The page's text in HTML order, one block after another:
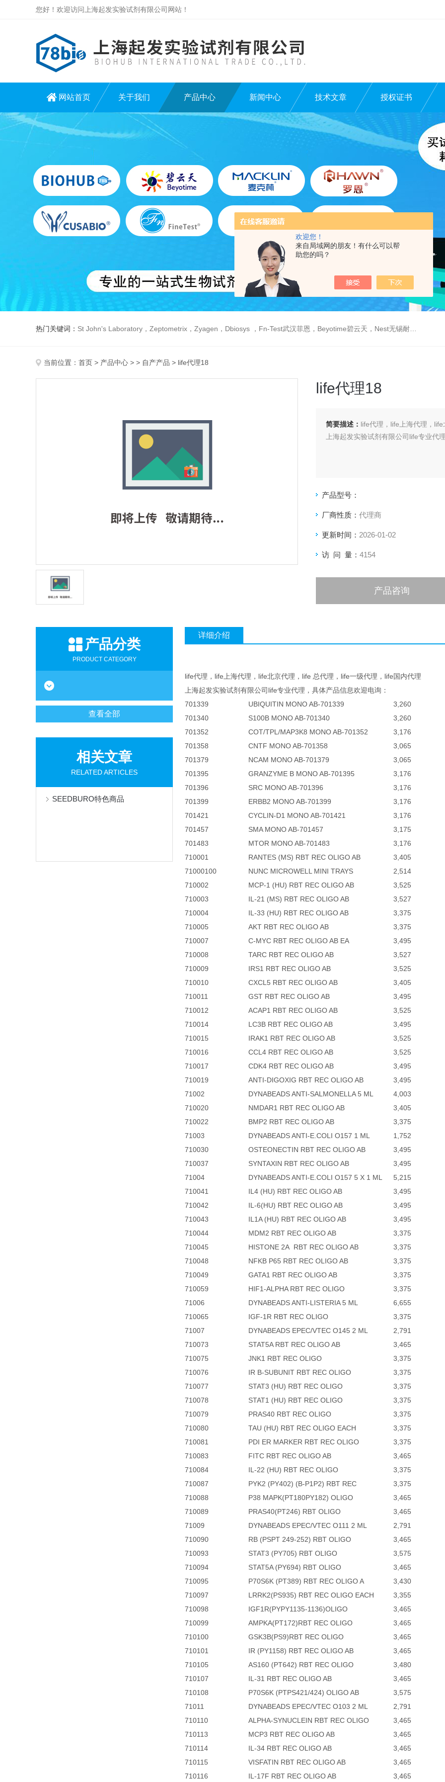
欢迎您！
来自局域网的朋友！有什么可以帮
助您的吗？
您好！欢迎访问上海起发实验试剂有限公司网站！
网站首页 关于我们 产品中心 新闻中心 技术文章 授权证书
热门关键词： St John's Laboratory，Zeptometrix，Zyagen，Dbiosys ，Fn-Test武汉菲恩，Beyotime碧云天，Nest无锡耐思，Elabscience伊莱瑞特，Macklin麦克林生物，Cobioer科佰生物
当前位置： 首页 > 产品中心 > > 自产产品 > life代理18
life代理18
简要描述： life代理，life上海代理，
上海起发实验试剂有限公司life专业
产品型号：
厂商性质： 代理商
更新时间： 2026-01-02
访 问 量： 4154
产品咨询
产品分类
PRODUCT CATEGORY
查看全部
相关文章
RELATED ARTICLES
SEEDBURO特色商品
详细介绍
life代理，life上海代理，life北京代理，life 总代理，life一级代理，life国内代理
上海起发实验试剂有限公司life专业代理，具体产品信息欢迎电询：
701339
UBIQUITIN MONO AB-701339
3,260
701340
S100B MONO AB-701340
3,260
701352
COT/TPL/MAP3K8 MONO AB-701352
3,176
701358
CNTF MONO AB-701358
3,065
701379
NCAM MONO AB-701379
3,065
701395
GRANZYME B MONO AB-701395
3,176
701396
SRC MONO AB-701396
3,176
701399
ERBB2 MONO AB-701399
3,176
701421
CYCLIN-D1 MONO AB-701421
3,176
701457
SMA MONO AB-701457
3,175
701483
MTOR MONO AB-701483
3,176
710001
RANTES (MS) RBT REC OLIGO AB
3,405
71000100
NUNC MICROWELL MINI TRAYS
2,514
710002
MCP-1 (HU) RBT REC OLIGO AB
3,525
710003
IL-21 (MS) RBT REC OLIGO AB
3,527
710004
IL-33 (HU) RBT REC OLIGO AB
3,375
710005
AKT RBT REC OLIGO AB
3,375
710007
C-MYC RBT REC OLIGO AB EA
3,495
710008
TARC RBT REC OLIGO AB
3,527
710009
IRS1 RBT REC OLIGO AB
3,525
710010
CXCL5 RBT REC OLIGO AB
3,405
710011
GST RBT REC OLIGO AB
3,495
710012
ACAP1 RBT REC OLIGO AB
3,525
710014
LC3B RBT REC OLIGO AB
3,495
710015
IRAK1 RBT REC OLIGO AB
3,525
710016
CCL4 RBT REC OLIGO AB
3,525
710017
CDK4 RBT REC OLIGO AB
3,495
710019
ANTI-DIGOXIG RBT REC OLIGO AB
3,495
71002
DYNABEADS ANTI-SALMONELLA 5 ML
4,003
710020
NMDAR1 RBT REC OLIGO AB
3,405
710022
BMP2 RBT REC OLIGO AB
3,375
71003
DYNABEADS ANTI-E.COLI O157 1 ML
1,752
710030
OSTEONECTIN RBT REC OLIGO AB
3,495
710037
SYNTAXIN RBT REC OLIGO AB
3,495
71004
DYNABEADS ANTI-E.COLI O157 5 X 1 ML
5,215
710041
IL4 (HU) RBT REC OLIGO AB
3,495
710042
IL-6(HU) RBT REC OLIGO AB
3,495
710043
IL1A (HU) RBT REC OLIGO AB
3,495
710044
MDM2 RBT REC OLIGO AB
3,375
710045
HISTONE 2A RBT REC OLIGO AB
3,375
710048
NFKB P65 RBT REC OLIGO AB
3,375
710049
GATA1 RBT REC OLIGO AB
3,375
710059
HIF1-ALPHA RBT REC OLIGO
3,375
71006
DYNABEADS ANTI-LISTERIA 5 ML
6,655
710065
IGF-1R RBT REC OLIGO
3,375
71007
DYNABEADS EPEC/VTEC O145 2 ML
2,791
710073
STAT5A RBT REC OLIGO AB
3,465
710075
JNK1 RBT REC OLIGO
3,375
710076
IR B-SUBUNIT RBT REC OLIGO
3,375
710077
STAT3 (HU) RBT REC OLIGO
3,375
710078
STAT1 (HU) RBT REC OLIGO
3,375
710079
PRAS40 RBT REC OLIGO
3,375
710080
TAU (HU) RBT REC OLIGO EACH
3,375
710081
PDI ER MARKER RBT REC OLIGO
3,375
710083
FITC RBT REC OLIGO AB
3,465
710084
IL-22 (HU) RBT REC OLIGO
3,375
710087
PYK2 (PY402) (B-P1P2) RBT REC
3,375
710088
P38 MAPK(PT180PY182) OLIGO
3,465
710089
PRAS40(PT246) RBT OLIGO
3,465
71009
DYNABEADS EPEC/VTEC O111 2 ML
2,791
710090
RB (PSPT 249-252) RBT OLIGO
3,465
710093
STAT3 (PY705) RBT OLIGO
3,575
710094
STAT5A (PY694) RBT OLIGO
3,465
710095
P70S6K (PT389) RBT REC OLIGO A
3,430
710097
LRRK2(PS935) RBT REC OLIGO EACH
3,355
710098
IGF1R(PYPY1135-1136)OLIGO
3,465
710099
AMPKA(PT172)RBT REC OLIGO
3,465
710100
GSK3B(PS9)RBT REC OLIGO
3,465
710101
IR (PY1158) RBT REC OLIGO AB
3,465
710105
AS160 (PT642) RBT REC OLIGO
3,480
710107
IL-31 RBT REC OLIGO AB
3,465
710108
P70S6K (PTPS421/424) OLIGO AB
3,575
71011
DYNABEADS EPEC/VTEC O103 2 ML
2,791
710110
ALPHA-SYNUCLEIN RBT REC OLIGO
3,465
710113
MCP3 RBT REC OLIGO AB
3,465
710114
IL-34 RBT REC OLIGO AB
3,465
710115
VISFATIN RBT REC OLIGO AB
3,465
710116
IL-17F RBT REC OLIGO AB 3,465